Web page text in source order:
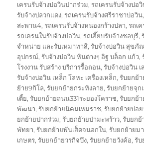
เครนรับจ้างบ่อวินปากร่วม,รถเครนรับจ้างบ่อ
รับจ้างปลวกแดง,รถเครนรับจ้างศรีราชาบ่อวิน
สะพาน4,รถเครนรับจ้างหนองกร้างปลา,รถเ
รถเครนในรับจ้างบ่อวิน,รถเฮี๊ยบรับจ้างชลบุรี,
จำหน่าย และรับเหมาทาสี,รับจ้างบ่อวิน สุขภั
อุปกรณ์,รับจ้างบ่อวิน หินต่างๆ อิฐ บล็อก แก้ว,
โรงงาน รับสร้าง บริการรื้อถอน,รับจ้างบ่อวิน
รับจ้างบ่อวิน เหล็ก โลหะ เครื่องเหล็ก,รับยกย้า
ย้าย9กิโล,รับยกย้ายกระทิงลาย,รับยกย้ายจุก
เตี้ย,รับยกย้ายถนน331ระยองโคราช,รับยกย้า
พัฒนา,รับยกย้ายนิคมเหมราช,รับยกย้ายบ่อย
ยกย้ายปากร่วม,รับยกย้ายป่ามะพร้าว,รับยกย้
พัทยา,รับยกย้ายพันเส็ดจนอกใน,รับยกย้ายม
เกษตร,รับยกย้ายวรกิจบึง,รับยกย้ายวังค้อ,รับ